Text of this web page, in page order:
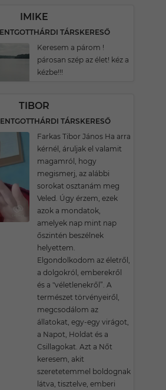
IMIKE
TÁRSKERESŐ
Keresem a párom !
párosan szép az élet! kéz a
kézbe!!!
TIBOR
TÁRSKERESŐ
Farkas Tibor János Ha arra
kérnél, áruljak el valamit
magamról, hogy
megismerj, az alábbi
sorokat osztanám meg
Veled. Úgy érzem, ezek
azok a mondatok,
amelyek nap mint nap
őszintén beszélnek
helyettem.
Elgondolkodom az életről,
a dolgokról, emberekről
és a "véletlenekről”. A
természet törvényeiről,
megcsodálom az
állatokat, egy-egy virágot,
a Napot, Holdat és a
Csillagokat. Azt a Nőt
keresem, akit
szeretetemmel boldognak
látva, tisztelve, emberi